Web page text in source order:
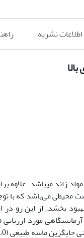
اطلاعات نشریه
زائد می­باشد. علاوه
محیطی میباشد که با
بخشد. از این رو در
مورد ارزیابی